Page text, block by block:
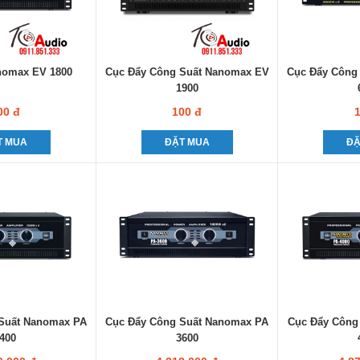
EV 1800
đ
MUA
Cục Đẩy Công Suất Nanomax EV
1900
100 đ
ĐẶT MUA
Cục Đẩy
Nanomax PA
Cục Đẩy Công Suất Nanomax PA
3600
Cục Đẩy